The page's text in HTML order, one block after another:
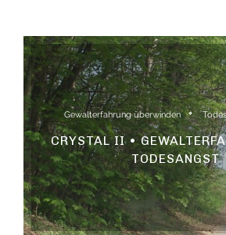
Gewalterfahrung überwinden
CRYSTAL II •
TODESANGST